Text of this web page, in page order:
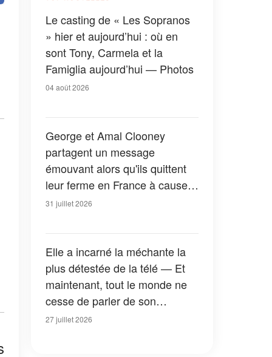
Le casting de « Les Sopranos
» hier et aujourd’hui : où en
sont Tony, Carmela et la
Famiglia aujourd’hui — Photos
04 août 2026
George et Amal Clooney
partagent un message
émouvant alors qu'ils quittent
leur ferme en France à cause
des feux de forêt — Tous les
31 juillet 2026
Elle a incarné la méchante la
plus détestée de la télé — Et
maintenant, tout le monde ne
cesse de parler de son
apparition dans la nouvelle
27 juillet 2026